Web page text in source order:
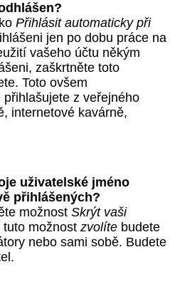
Přihlásit automaticky při
jen po dobu práce na
vašeho účtu někým
zaškrtněte toto
Toto ovšem
z veřejného
internetové kavárně,
uživatelské jméno
přihlášených?
možnost Skrýt vaši
tuto možnost zvolíte budete
nebo sami sobě. Budete